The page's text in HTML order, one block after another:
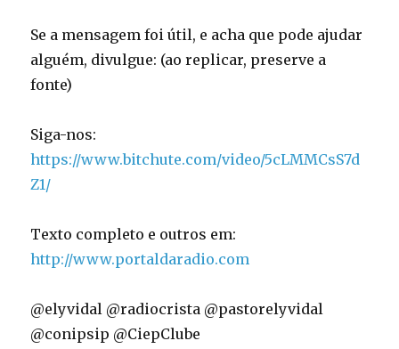
Se a mensagem foi útil, e acha que pode ajudar
alguém, divulgue: (ao replicar, preserve a
fonte)
Siga-nos:
https://www.bitchute.com/video/5cLMMCsS7d
Z1/
Texto completo e outros em:
http://www.portaldaradio.com
@elyvidal @radiocrista @pastorelyvidal
@conipsip @CiepClube